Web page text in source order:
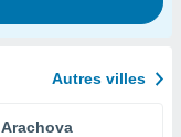
Autres villes
Arachova